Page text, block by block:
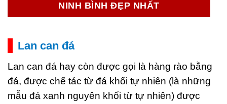
NINH BÌNH ĐẸP NHẤT
Lan can đá
Lan can đá hay còn được gọi là hàng rào bằng
đá, được chế tác từ đá khối tự nhiên (là những
mẫu đá xanh nguyên khối từ tự nhiên) được